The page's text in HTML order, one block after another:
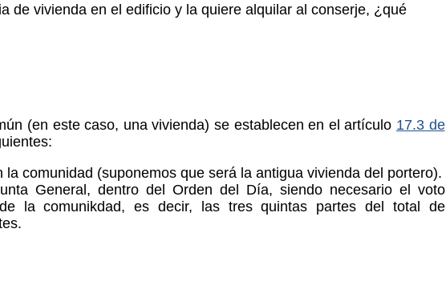
de vivienda en el edificio y la quiere alquilar al conserje, ¿qué
(en este caso, una vivienda) se establecen en el artículo 17.3 de
comunidad (suponemos que será la antigua vivienda del portero).
General, dentro del Orden del Día, siendo necesario el voto
la comunikdad, es decir, las tres quintas partes del total de